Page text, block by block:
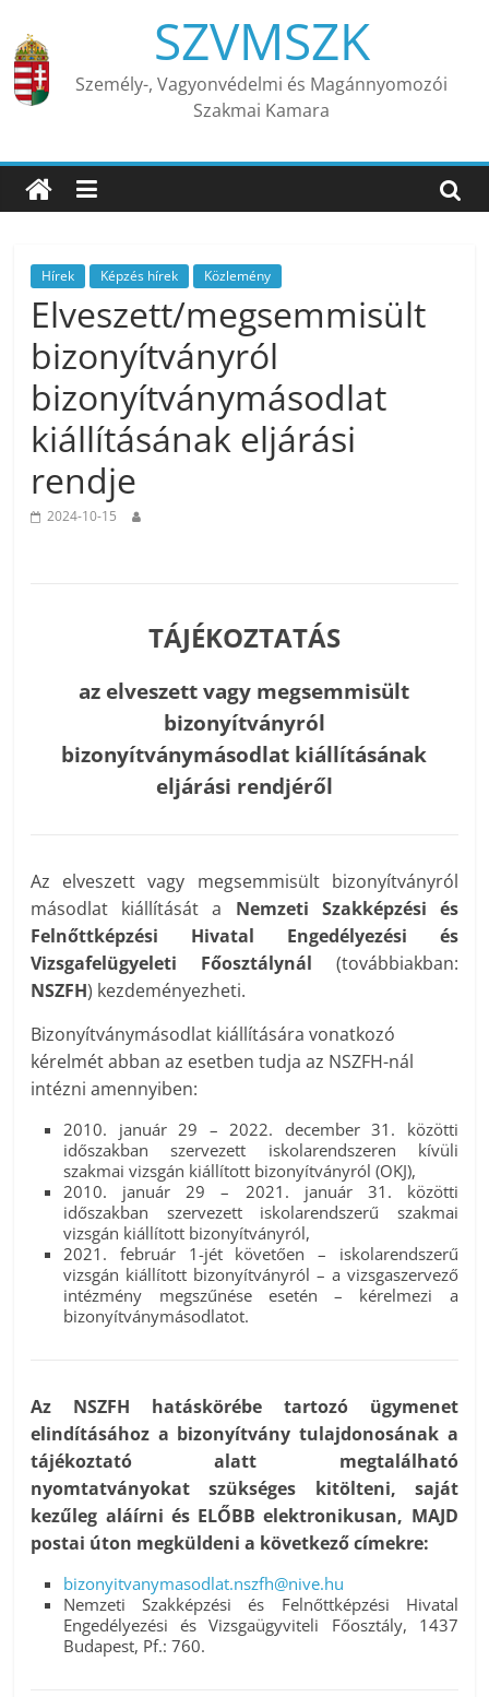
content
SZVMSZK
Személy-, Vagyonvédelmi és Magánnyomozói
Szakmai Kamara
Hírek Képzés hírek Közlemény
Elveszett/megsemmisült
bizonyítványról
bizonyítványmásodlat
kiállításának eljárási
rendje
2024-10-15
TÁJÉKOZTATÁS
az elveszett vagy megsemmisült
bizonyítványról
bizonyítványmásodlat kiállításának
eljárási rendjéről
Az elveszett vagy megsemmisült bizonyítványról
másodlat kiállítását a Nemzeti Szakképzési és
Felnőttképzési Hivatal Engedélyezési és
Vizsgafelügyeleti Főosztálynál (továbbiakban:
NSZFH) kezdeményezheti.
Bizonyítványmásodlat kiállítására vonatkozó
kérelmét abban az esetben tudja az NSZFH-nál
intézni amennyiben:
2010. január 29 – 2022. december 31. közötti
időszakban szervezett iskolarendszeren kívüli
szakmai vizsgán kiállított bizonyítványról (OKJ),
2010. január 29 – 2021. január 31. közötti
időszakban szervezett iskolarendszerű szakmai
vizsgán kiállított bizonyítványról,
2021. február 1-jét követően – iskolarendszerű
vizsgán kiállított bizonyítványról – a vizsgaszervező
intézmény megszűnése esetén – kérelmezi a
bizonyítványmásodlatot.
Az NSZFH hatáskörébe tartozó ügymenet
elindításához a bizonyítvány tulajdonosának a
tájékoztató alatt megtalálható
nyomtatványokat szükséges kitölteni, saját
kezűleg aláírni és ELŐBB elektronikusan, MAJD
postai úton megküldeni a következő címekre:
bizonyitvanymasodlat.nszfh@nive.hu
Nemzeti Szakképzési és Felnőttképzési Hivatal
Engedélyezési és Vizsgaügyviteli Főosztály, 1437
Budapest, Pf.: 760.